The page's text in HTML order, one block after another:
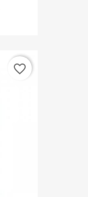
favorite_border